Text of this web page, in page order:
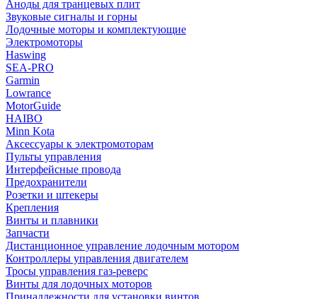
Аноды для транцевых плит
Звуковые сигналы и горны
Лодочные моторы и комплектующие
Электромоторы
Haswing
SEA-PRO
Garmin
Lowrance
MotorGuide
HAIBO
Minn Kota
Аксессуары к электромоторам
Пульты управления
Интерфейсные провода
Предохранители
Розетки и штекеры
Крепления
Винты и плавники
Запчасти
Дистанционное управление лодочным мотором
Контроллеры управления двигателем
Тросы управления газ-реверс
Винты для лодочных моторов
Принадлежности для установки винтов